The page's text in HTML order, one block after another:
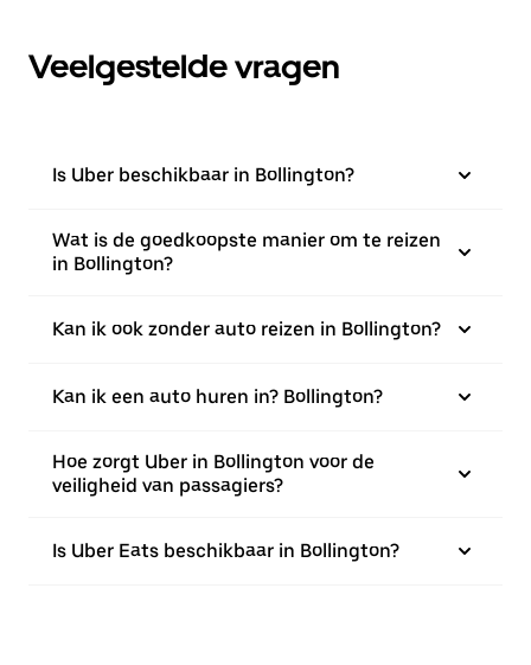
Veelgestelde vragen
Is Uber beschikbaar in Bollington?
Wat is de goedkoopste manier om te reizen
in Bollington?
Kan ik ook zonder auto reizen in Bollington?
Kan ik een auto huren in? Bollington?
Hoe zorgt Uber in Bollington voor de
veiligheid van passagiers?
Is Uber Eats beschikbaar in Bollington?